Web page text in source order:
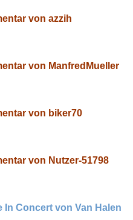
von azzih
von ManfredMueller
von biker70
von Nutzer-51798
In Concert von Van Halen